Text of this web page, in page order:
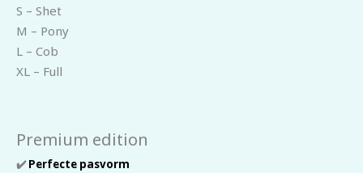
S – Shet
M – Pony
L – Cob
XL – Full
Premium edition
✔️ Perfecte pasvorm